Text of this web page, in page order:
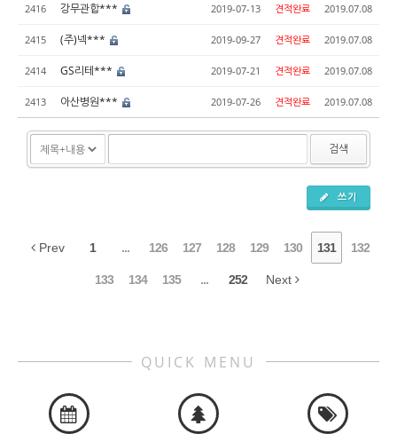
2416 강무관합*** 2019-07-13 견적완료 2019.07.08
2415 (주)넥*** 2019-09-27 견적완료 2019.07.08
2414 GS리테*** 2019-07-21 견적완료 2019.07.08
2413 아산병원*** 2019-07-26 견적완료 2019.07.08
검색
쓰기
Prev 1 ... 126 127 128 129 130 131 132
133 134 135 ... 252 Next
QUICK MENU